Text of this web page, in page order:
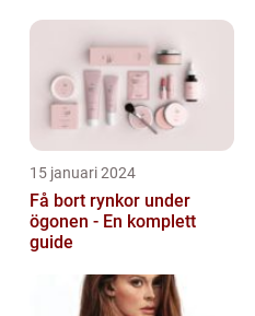
15 januari 2024
Få bort rynkor under
ögonen - En komplett
guide